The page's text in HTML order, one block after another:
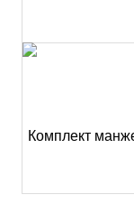
Комплект